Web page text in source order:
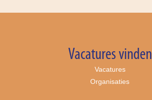
Vacatures vinden
Vacatures
Organisaties